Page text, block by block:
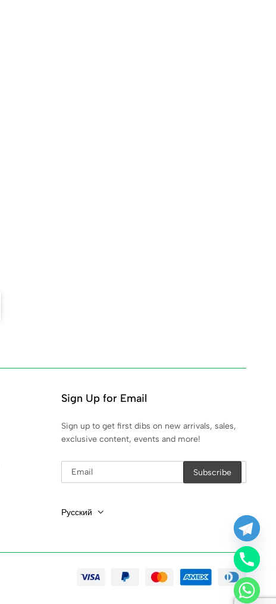
Sign Up for Email
Sign up to get first dibs on new arrivals, sales,
exclusive content, events and more!
Русский